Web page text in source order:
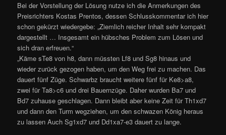
Bei der Vorstellung der Lösung nutze ich die Anmerkungen des
Preisrichters Kostas Prentos, dessen Schlusskommentar ich hier
schon gekürzt wiedergebe: „Ziemlich reicher Inhalt sehr kompakt
dargestellt … Insgesamt ein hübsches Problem zum Lösen und
sich dran erfreuen.“
„Käme sTe8 von h8, dann müssten Lf8 und Sg8 hinaus und
wieder zurück gezogen haben, um den Weg frei zu machen. Das
dauert fünf Züge. Schwarbz braucht weitere fünf für Ke8>a8,
zwei für Ta8>c6 und drei Bauernzüge. Daher wurden Ba7 und
Bd7 zuhause geschlagen. Dann bleibt aber keine Zeit für Th1xd7
und dann den Turm wegziehen, um den schwazen König heraus
zu lassen Auch Sg1xd7 und Dd1xa7-e3 dauert zu lange.